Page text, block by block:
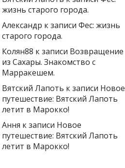
жизнь старого города.
Александр к записи Фес: жизнь
старого города.
Колян88 к записи Возвращение
из Сахары. Знакомство с
Марракешем.
Вятский Лапоть к записи Новое
путешествие: Вятский Лапоть
летит в Марокко!
Ання к записи Новое
путешествие: Вятский Лапоть
летит в Марокко!